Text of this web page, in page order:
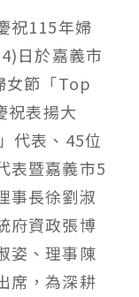
祝115年婦
日於嘉義市
女節「Top
祝表揚大
代表、45位
表暨嘉義市5
事長徐劉淑
府資政張博
姿、理事陳
席，為深耕